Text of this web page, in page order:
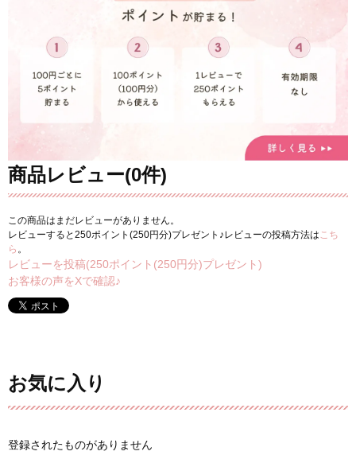
商品レビュー(0件)
この商品はまだレビューがありません。
レビューすると250ポイント(250円分)プレゼント♪レビューの投稿方法は こち
ら 。
レビューを投稿(250ポイント(250円分)プレゼント)
お客様の声をXで確認♪
お気に入り
登録されたものがありません